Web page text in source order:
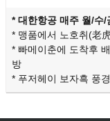
* 대한항공 매주 월/수/
* 맹품에서 노호취(老
* 빠메이춘에 도착후
방
* 푸저헤이 보자흑 풍